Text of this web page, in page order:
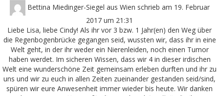
Bettina Miedinger-Siegel aus Wien schrieb am 19. Februar
2017 um 21:31
Liebe Lisa, liebe Cindy! Als ihr vor 3 bzw. 1 Jahr(en) den Weg über
die Regenbogenbrücke gegangen seid, wussten wir, dass ihr in eine
Welt geht, in der ihr weder ein Nierenleiden, noch einen Tumor
haben werdet. Im sicheren Wissen, dass wir 4 in dieser irdischen
Welt eine wunderschöne Zeit gemeinsam erleben durften und ihr zu
uns und wir zu euch in allen Zeiten zueinander gestanden seid/sind,
spüren wir eure Anwesenheit immer wieder bis heute. Wir danken